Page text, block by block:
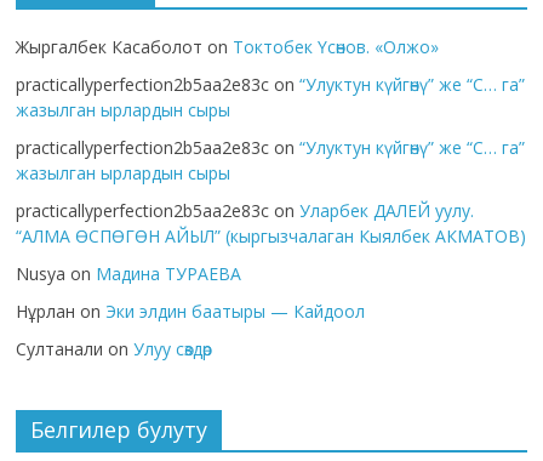
Жыргалбек Касаболот on Токтобек Үсөнов. «Олжо»
practicallyperfection2b5aa2e83c on“Улуктун күйгөнү” же “С… га”
жазылган ырлардын сыры
practicallyperfection2b5aa2e83c on“Улуктун күйгөнү” же “С… га”
жазылган ырлардын сыры
practicallyperfection2b5aa2e83c onУларбек ДАЛЕЙ уулу.
“АЛМА ӨСПӨГӨН АЙЫЛ” (кыргызчалаган Кыялбек АКМАТОВ)
Nusya on Мадина ТУРАЕВА
Нұрлан on Эки элдин баатыры — Кайдоол
Султанали onУлуу сөздөр
Белгилер булуту